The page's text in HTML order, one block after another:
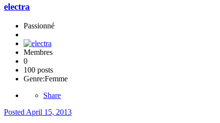
electra
Passionné
Membres
0
100 posts
Genre:Femme
Share
Posted April 15, 2013